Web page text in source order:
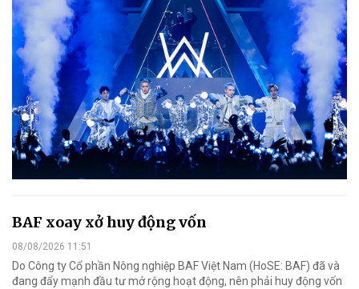
BAF xoay xở huy động vốn
08/08/2026 11:51
Do Công ty Cổ phần Nông nghiệp BAF Việt Nam (HoSE: BAF) đã và
đang đẩy mạnh đầu tư mở rộng hoạt động, nên phải huy động vốn